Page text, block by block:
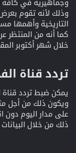
وجماهيرية في كافة
وذلك لأنه تقوم
التاريخية وأهمها
خلال شهر أكتوبر
تردد قناة الفجر
يمكن ضبط تردد قناة
ويكون ذلك من أجل
على مدار اليوم دون
ذلك من خلال البيانات